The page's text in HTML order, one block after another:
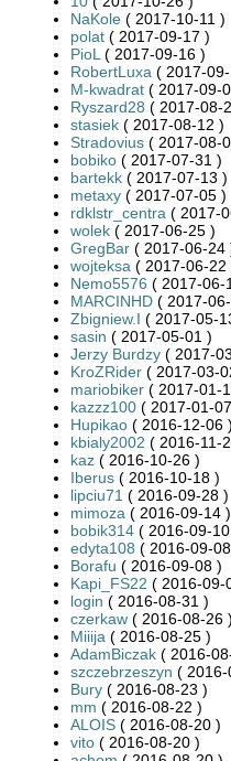
NaKole ( 2017-10-11 )
polat ( 2017-09-17 )
PioL ( 2017-09-16 )
RobertLuxa ( 2017-
M-kwadrat ( 2017-09-
Ryszard28 ( 2017-08-
stasiek ( 2017-08-12 )
Stradovius ( 2017-08-
bobiko ( 2017-07-31 )
bartekk ( 2017-07-13 )
metaxy ( 2017-07-05 )
rdklstr_centra ( 2017-
wolek ( 2017-06-25 )
GregBar ( 2017-06-24
wojteksa ( 2017-06-22
Nemo5576 ( 2017-06-
MARCINHD ( 2017-
Zbigniew.I ( 2017-05-
sasin ( 2017-05-01 )
Jerzy Burdzy ( 2017-
KroZRider ( 2017-03-
mariobiker ( 2017-01-
kazzz100 ( 2017-01-
Hupikao ( 2016-12-06 )
kbialy2002 ( 2016-11-
kaz ( 2016-10-26 )
Iberus ( 2016-10-18 )
lipciu71 ( 2016-09-28 )
mimoza ( 2016-09-14 )
bobik314 ( 2016-09-
edyta108 ( 2016-09-
Borafu ( 2016-09-08 )
Kapi_FS22 ( 2016-09-
login ( 2016-08-31 )
czerkaw ( 2016-08-26 )
Miiija ( 2016-08-25 )
AdamBiczak ( 2016-
szczebrzeszyn ( 2016-
Bury ( 2016-08-23 )
mm ( 2016-08-22 )
ALOIS ( 2016-08-20 )
vito ( 2016-08-20 )